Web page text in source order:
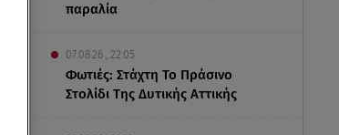
παραλία
07.08.26 , 22:05
Φωτιές: Στάχτη Το Πράσινο
Στολίδι Της Δυτικής Αττικής